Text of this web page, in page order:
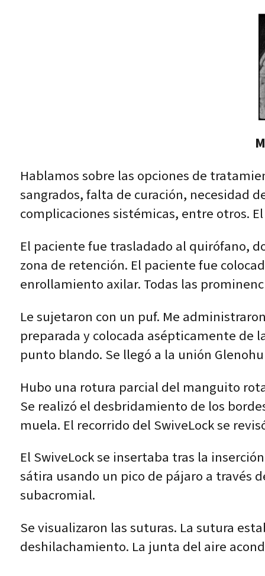
Hablamos sobre las opciones de
sangrados, falta de curación, necesidad
complicaciones sistémicas, entre otros.
El paciente fue trasladado al quirófano,
zona de retención. El paciente fue
enrollamiento axilar. Todas las
Le sujetaron con un puf. Me
preparada y colocada asépticamente de
punto blando. Se llegó a la unión
Hubo una rotura parcial del manguito
Se realizó el desbridamiento de los
muela. El recorrido del SwiveLock se
El SwiveLock se insertaba tras la
sátira usando un pico de pájaro a través
subacromial.
Se visualizaron las suturas. La sutura
deshilachamiento. La junta del aire